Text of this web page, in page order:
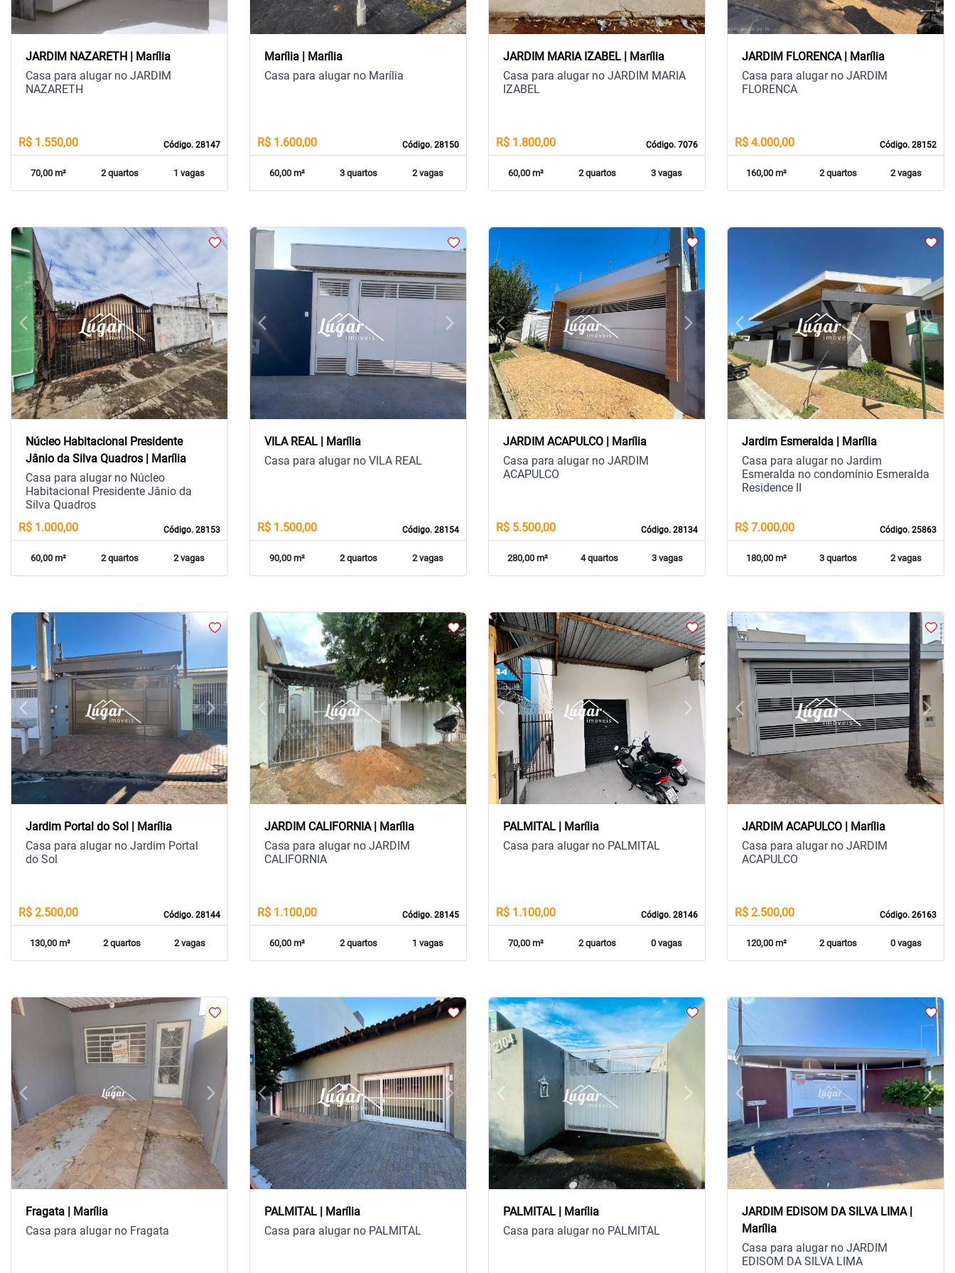
JARDIM NAZARETH | Marília
Código. 28147
Casa para alugar no JARDIM
NAZARETH
R$ 1.550,00
70,00 m² 2 quartos 1 vagas
Marília | Marília
Código. 28150
Casa para alugar no Marília
R$ 1.600,00
60,00 m² 3 quartos 2 vagas
JARDIM MARIA IZABEL | Marília
Código. 7076
Casa para alugar no JARDIM MARIA
IZABEL
R$ 1.800,00
60,00 m² 2 quartos 3 vagas
JARDIM FLORENCA | Marília
Código. 28152
Casa para alugar no JARDIM
FLORENCA
R$ 4.000,00
160,00 m² 2 quartos 2 vagas
arrow_back_iosPrevious arrow_forward_ios
Next
Núcleo Habitacional Presidente
Jânio da Silva Quadros | Marília
Código. 28153
Casa para alugar no Núcleo
Habitacional Presidente Jânio da
Silva Quadros
R$ 1.000,00
60,00 m² 2 quartos 2 vagas
arrow_back_iosPrevious arrow_forward_iosNext
VILA REAL | Marília
Código. 28154
Casa para alugar no VILA REAL
R$ 1.500,00
90,00 m² 2 quartos 2 vagas
arrow_back_iosPrevious arrow_forward_ios
Next
JARDIM ACAPULCO | Marília
Código. 28134
Casa para alugar no JARDIM
ACAPULCO
R$ 5.500,00
280,00 m² 4 quartos 3 vagas
arrow_back_iosPrevious arrow_forward_ios
Next
Jardim Esmeralda | Marília
Código. 25863
Casa para alugar no Jardim
Esmeralda no condomínio Esmeralda
Residence II
R$ 7.000,00
180,00 m² 3 quartos 2 vagas
arrow_back_iosPrevious arrow_forward_iosNext
Jardim Portal do Sol | Marília
Código. 28144
Casa para alugar no Jardim Portal
do Sol
R$ 2.500,00
130,00 m² 2 quartos 2 vagas
arrow_back_iosPrevious arrow_forward_ios
Next
JARDIM CALIFORNIA | Marília
Código. 28145
Casa para alugar no JARDIM
CALIFORNIA
R$ 1.100,00
60,00 m² 2 quartos 1 vagas
arrow_back_iosPrevious arrow_forward_iosNext
PALMITAL | Marília
Código. 28146
Casa para alugar no PALMITAL
R$ 1.100,00
70,00 m² 2 quartos 0 vagas
arrow_back_iosPrevious arrow_forward_iosNext
JARDIM ACAPULCO | Marília
Código. 26163
Casa para alugar no JARDIM
ACAPULCO
R$ 2.500,00
120,00 m² 2 quartos 0 vagas
arrow_back_iosPrevious arrow_forward_iosNext
Fragata | Marília
Casa para alugar no Fragata
arrow_back_iosPrevious arrow_forward_ios
Next
PALMITAL | Marília
Casa para alugar no PALMITAL
arrow_back_iosPrevious arrow_forward_iosNext
PALMITAL | Marília
Casa para alugar no PALMITAL
arrow_back_iosPrevious arrow_forward_iosNext
JARDIM EDISOM DA SILVA LIMA |
Marília
Casa para alugar no JARDIM
EDISOM DA SILVA LIMA